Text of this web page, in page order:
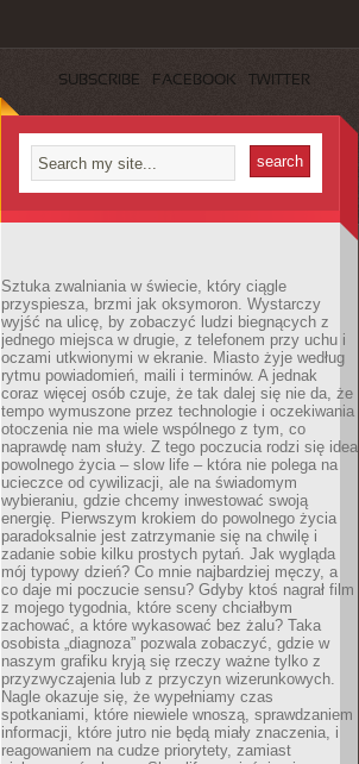
SUBSCRIBE FACEBOOK TWITTER
Sztuka zwalniania w świecie, który ciągle
przyspiesza, brzmi jak oksymoron. Wystarczy
wyjść na ulicę, by zobaczyć ludzi biegnących z
jednego miejsca w drugie, z telefonem przy uchu i
oczami utkwionymi w ekranie. Miasto żyje według
rytmu powiadomień, maili i terminów. A jednak
coraz więcej osób czuje, że tak dalej się nie da, że
tempo wymuszone przez technologie i oczekiwania
otoczenia nie ma wiele wspólnego z tym, co
naprawdę nam służy. Z tego poczucia rodzi się idea
powolnego życia – slow life – która nie polega na
ucieczce od cywilizacji, ale na świadomym
wybieraniu, gdzie chcemy inwestować swoją
energię. Pierwszym krokiem do powolnego życia
paradoksalnie jest zatrzymanie się na chwilę i
zadanie sobie kilku prostych pytań. Jak wygląda
mój typowy dzień? Co mnie najbardziej męczy, a
co daje mi poczucie sensu? Gdyby ktoś nagrał film
z mojego tygodnia, które sceny chciałbym
zachować, a które wykasować bez żalu? Taka
osobista „diagnoza” pozwala zobaczyć, gdzie w
naszym grafiku kryją się rzeczy ważne tylko z
przyzwyczajenia lub z przyczyn wizerunkowych.
Nagle okazuje się, że wypełniamy czas
spotkaniami, które niewiele wnoszą, sprawdzaniem
informacji, które jutro nie będą miały znaczenia, i
reagowaniem na cudze priorytety, zamiast